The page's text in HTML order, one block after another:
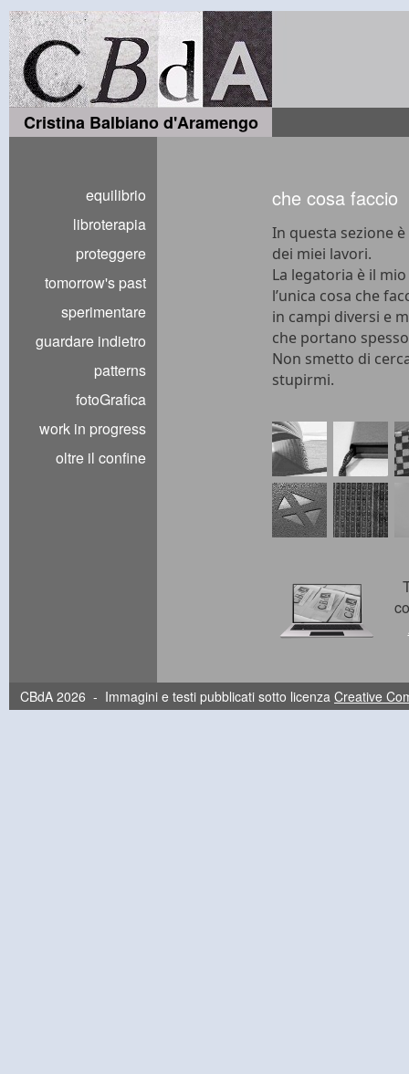
Cristina Balbiano d'Aramengo
equilibrio
libroterapia
proteggere
tomorrow's past
sperimentare
guardare indietro
patterns
fotoGrafica
work in progress
oltre il confine
che cosa faccio
In questa sezione
dei miei lavori.
La legatoria è il
l’unica cosa che
in campi diversi e
che portano
Non smetto di
stupirmi.
CBdA 2026 - Immagini e testi pubblicati sotto licenza Creative